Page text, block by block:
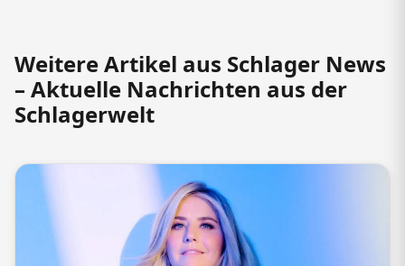
Weitere Artikel aus Schlager News
– Aktuelle Nachrichten aus der
Schlagerwelt